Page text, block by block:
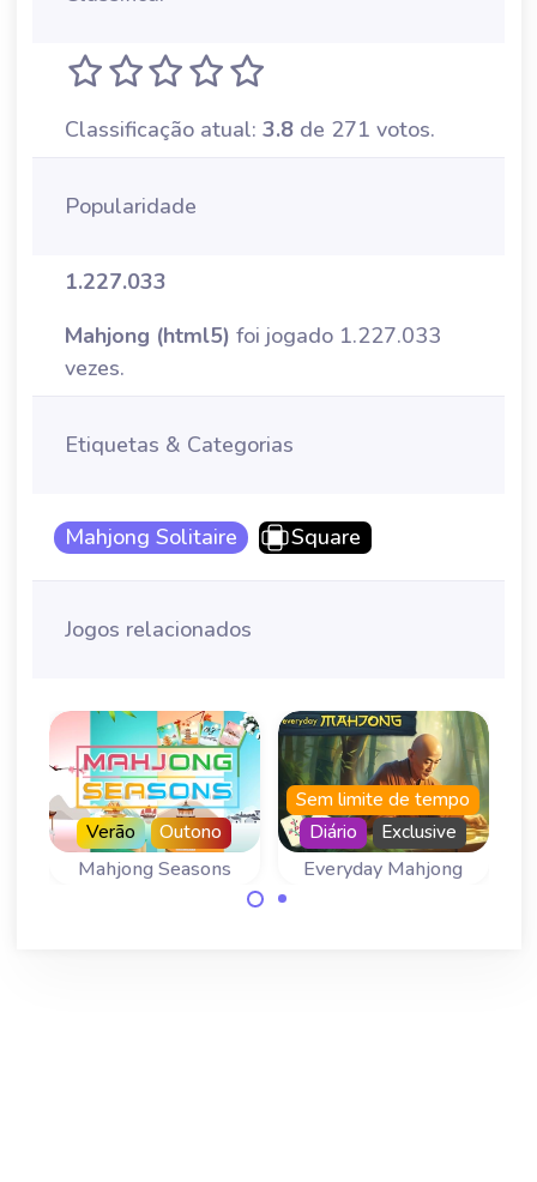
Classificação atual: 3.8 de 271 votos.
Popularidade
1.227.033
Mahjong (html5) foi jogado 1.227.033
vezes.
Etiquetas & Categorias
Mahjong Solitaire Square
Jogos relacionados
Mahjong Seasons
Verão Outono
Everyday Mahjong
Sem limite de tempo
Diário
Exclusive